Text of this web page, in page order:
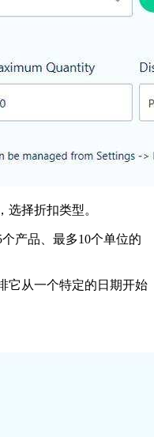
择折扣类型。
产品、最多10个单位的
它从一个特定的日期开始